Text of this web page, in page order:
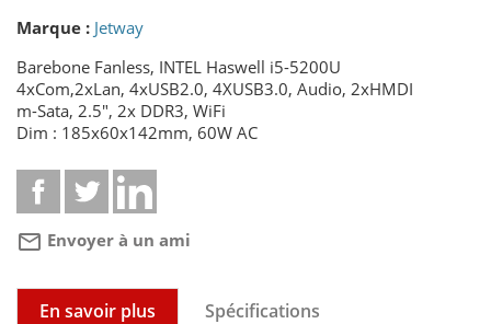
Marque : Jetway
Barebone Fanless, INTEL Haswell i5-5200U
4xCom,2xLan, 4xUSB2.0, 4XUSB3.0, Audio, 2xHMDI
m-Sata, 2.5", 2x DDR3, WiFi
Dim : 185x60x142mm, 60W AC
mail_outline Envoyer à un ami
En savoir plus
Spécifications